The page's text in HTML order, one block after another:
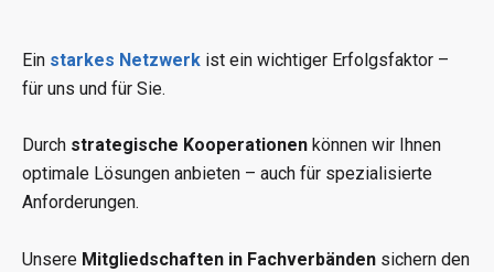
Ein starkes Netzwerk ist ein wichtiger Erfolgsfaktor –
für uns und für Sie.
Durch strategische Kooperationen können wir Ihnen
optimale Lösungen anbieten – auch für spezialisierte
Anforderungen.
Unsere Mitgliedschaften in Fachverbänden sichern den